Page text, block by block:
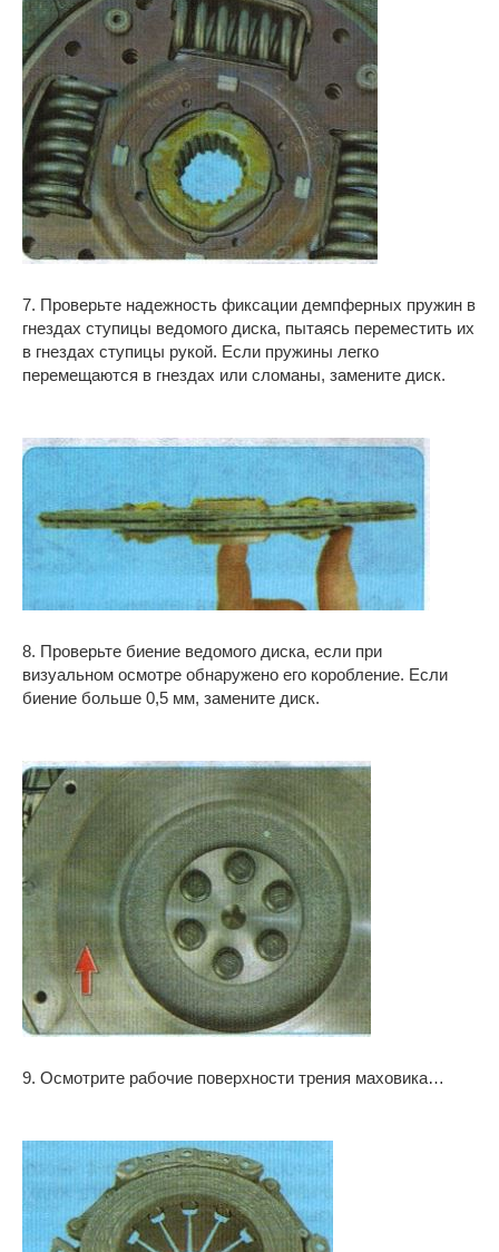
7. Проверьте надежность фиксации демпферных пружин в
гнездах ступицы ведомого диска, пытаясь переместить их
в гнездах ступицы рукой. Если пружины легко
перемещаются в гнездах или сломаны, замените диск.
8. Проверьте биение ведомого диска, если при
визуальном осмотре обнаружено его коробление. Если
биение больше 0,5 мм, замените диск.
9. Осмотрите рабочие поверхности трения маховика…